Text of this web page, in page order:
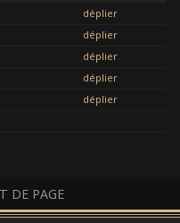
déplier
déplier
déplier
déplier
déplier
DE PAGE